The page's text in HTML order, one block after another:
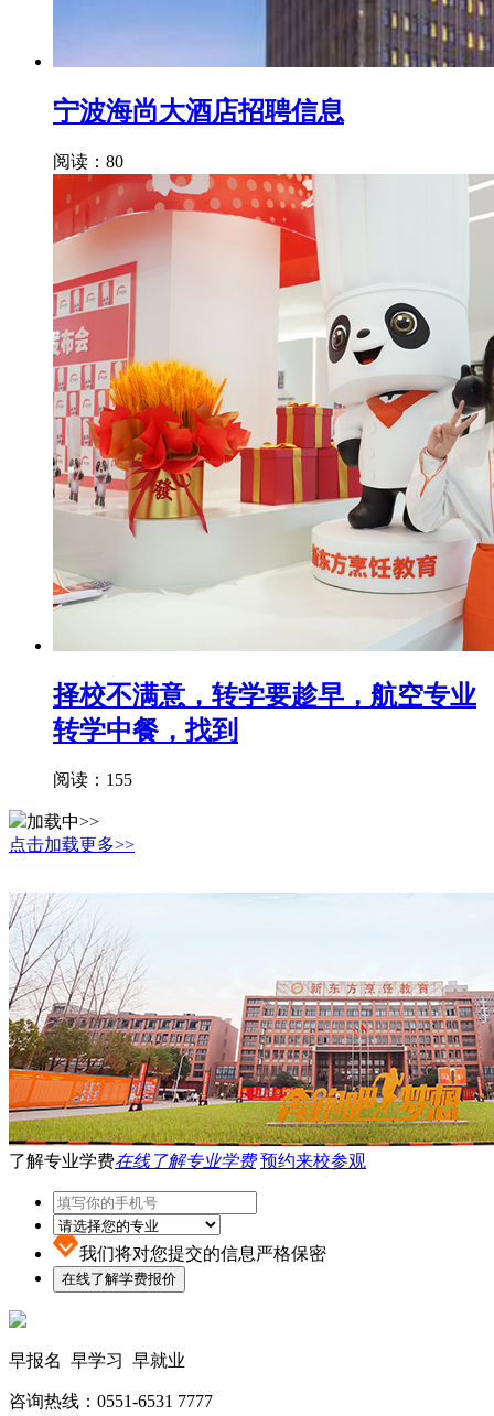
宁波海尚大酒店招聘信息
阅读：80
择校不满意，转学要趁早，航空专业
转学中餐，找到
阅读：155
加载中>>
点击加载更多>>
了解专业学费在线了解专业学费 预约来校参观
我们将对您提交的信息严格保密
早报名 早学习 早就业
咨询热线：0551-6531 7777